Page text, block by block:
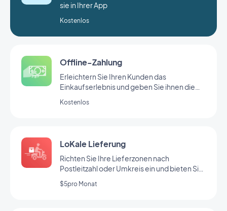
Offline-Zahlung
Erleichtern Sie Ihren Kunden das
Einkaufserlebnis und geben Sie ihnen die
So erreichen Sie eine größere Zielgruppe.
Kostenlos
LoKale Lieferung
Richten Sie Ihre Lieferzonen nach
Postleitzahl oder Umkreis ein und bieten Sie
Ihrer lokalen Gemeinschaft eine schnelle
Lieferung.
$5pro Monat
sie in Ihrer App
Kostenlos